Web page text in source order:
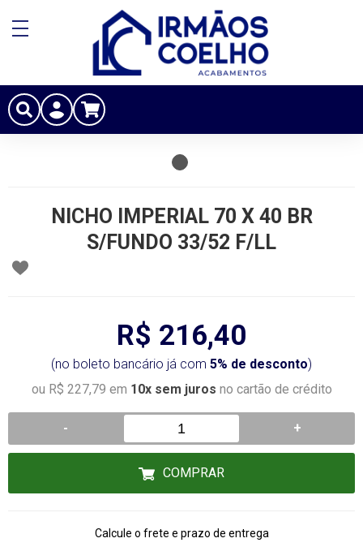
NICHO IMPERIAL 70 X 40 BR
S/FUNDO 33/52 F/LL
R$ 216,40
(no boleto bancário já com 5% de desconto)
ou R$ 227,79 em 10x sem juros no cartão de crédito
- +
COMPRAR
Calcule o frete e prazo de entrega